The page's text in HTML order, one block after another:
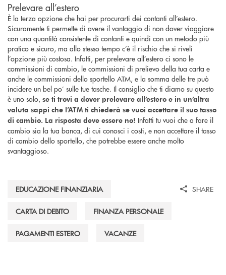
Prelevare all’estero
È la terza opzione che hai per procurarti dei contanti all’estero.
Sicuramente ti permette di avere il vantaggio di non dover viaggiare
con una quantità consistente di contanti e quindi con un metodo più
pratico e sicuro, ma allo stesso tempo c’è il rischio che si riveli
l’opzione più costosa. Infatti, per prelevare all’estero ci sono le
commissioni di cambio, le commissioni di prelievo della tua carta e
anche le commissioni dello sportello ATM, e la somma delle tre può
incidere un bel po’ sulle tue tasche. Il consiglio che ti diamo su questo
è uno solo, se ti trovi a dover prelevare all’estero e in un’altra
valuta sappi che l’ATM ti chiederà se vuoi accettare il suo tasso
di cambio. La risposta deve essere no! Infatti tu vuoi che a fare il
cambio sia la tua banca, di cui conosci i costi, e non accettare il tasso
di cambio dello sportello, che potrebbe essere anche molto
svantaggioso.
EDUCAZIONE FINANZIARIA
CARTA DI DEBITO FINANZA PERSONALE
PAGAMENTI ESTERO VACANZE
SHARE